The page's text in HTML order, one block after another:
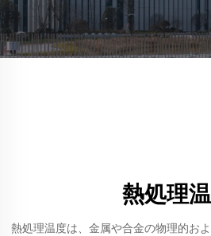
熱処理
熱処理温度は、金属や合金の物理的お